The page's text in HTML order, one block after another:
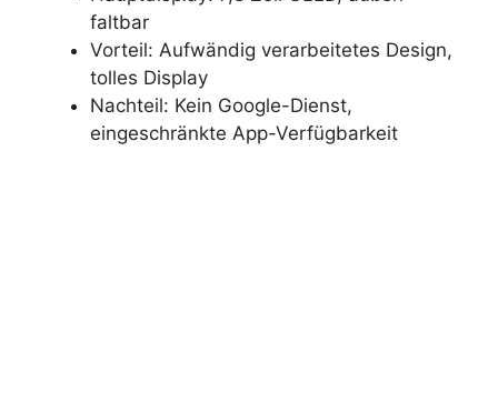
faltbar
Vorteil: Aufwändig verarbeitetes Design,
tolles Display
Nachteil: Kein Google-Dienst,
eingeschränkte App-Verfügbarkeit